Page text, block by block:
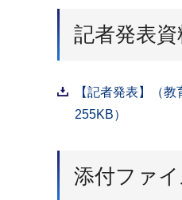
記者発表資
【記者発表】（
255KB）
添付ファ